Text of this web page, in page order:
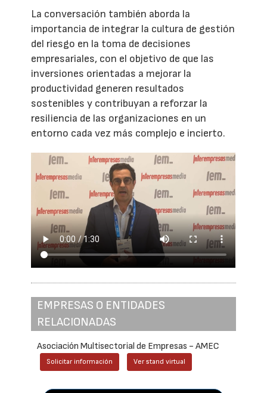
La conversación también aborda la
importancia de integrar la cultura de gestión
del riesgo en la toma de decisiones
empresariales, con el objetivo de que las
inversiones orientadas a mejorar la
productividad generen resultados
sostenibles y contribuyan a reforzar la
resiliencia de las organizaciones en un
entorno cada vez más complejo e incierto.
EMPRESAS O ENTIDADES
RELACIONADAS
Asociación Multisectorial de Empresas - AMEC
Solicitar información Ver stand virtual